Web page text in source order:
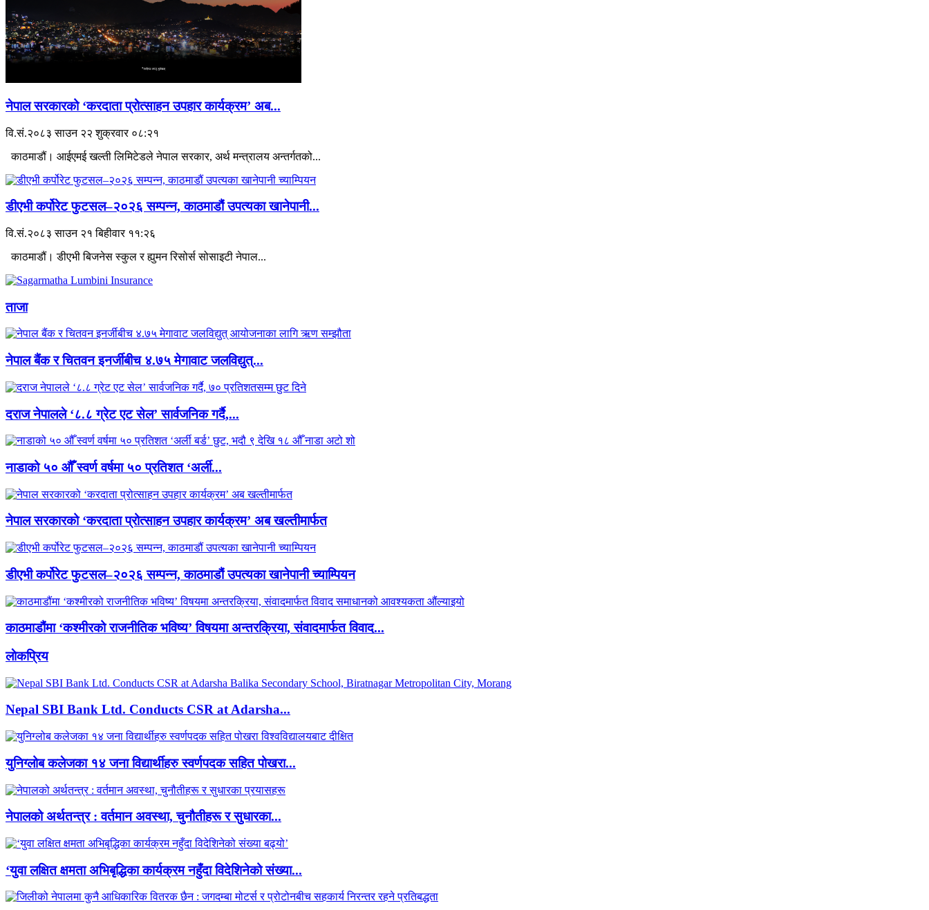
नेपाल सरकारको ‘करदाता प्रोत्साहन उपहार कार्यक्रम’ अब...
वि.सं.२०८३ साउन २२ शुक्रवार ०८:२१
काठमाडौं। आईएमई खल्ती लिमिटेडले नेपाल सरकार, अर्थ मन्त्रालय अन्तर्गतको...
डीएभी कर्पोरेट फुटसल–२०२६ सम्पन्न, काठमाडौं उपत्यका खानेपानी...
वि.सं.२०८३ साउन २१ बिहीवार ११:२६
काठमाडौं। डीएभी बिजनेस स्कुल र ह्युमन रिसोर्स सोसाइटी नेपाल...
ताजा
नेपाल बैंक र चितवन इनर्जीबीच ४.७५ मेगावाट जलविद्युत्...
दराज नेपालले ‘८.८ ग्रेट एट सेल’ सार्वजनिक गर्दै,...
नाडाको ५० औँ स्वर्ण वर्षमा ५० प्रतिशत ‘अर्ली...
नेपाल सरकारको ‘करदाता प्रोत्साहन उपहार कार्यक्रम’ अब खल्तीमार्फत
डीएभी कर्पोरेट फुटसल–२०२६ सम्पन्न, काठमाडौं उपत्यका खानेपानी च्याम्पियन
काठमाडौंमा ‘कश्मीरको राजनीतिक भविष्य’ विषयमा अन्तरक्रिया, संवादमार्फत विवाद...
लाेकप्रिय
Nepal SBI Bank Ltd. Conducts CSR at Adarsha...
युनिग्लोब कलेजका १४ जना विद्यार्थीहरु स्वर्णपदक सहित पोखरा...
नेपालको अर्थतन्त्र : वर्तमान अवस्था, चुनौतीहरू र सुधारका...
‘युवा लक्षित क्षमता अभिबृद्धिका कार्यक्रम नहुँदा विदेशिनेको संख्या...